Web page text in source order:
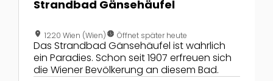
Strandbad Gänsehäufel
location_on 1220 Wien (Wien)nest_clock_farsight_analog Öffnet später heute
Das Strandbad Gänsehäufel ist wahrlich
ein Paradies. Schon seit 1907 erfreuen sich
die Wiener Bevölkerung an diesem Bad.